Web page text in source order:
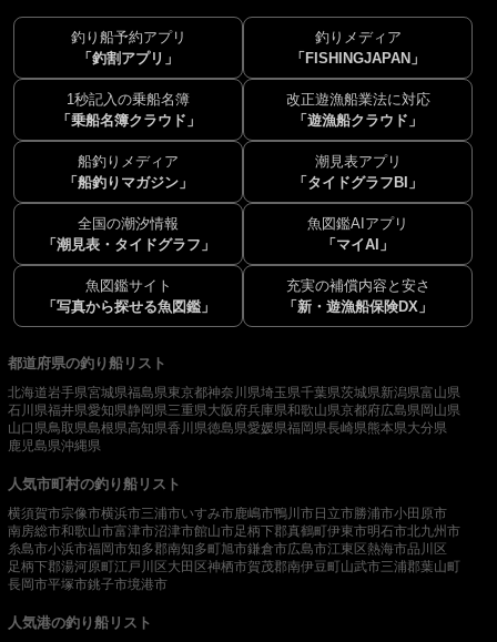
釣り船予約アプリ
「釣割アプリ」
釣りメディア
「FISHINGJAPAN」
1秒記入の乗船名簿
「乗船名簿クラウド」
改正遊漁船業法に対応
「遊漁船クラウド」
船釣りメディア
「船釣りマガジン」
潮見表アプリ
「タイドグラフBI」
全国の潮汐情報
「潮見表・タイドグラフ」
魚図鑑AIアプリ
「マイAI」
魚図鑑サイト
「写真から探せる魚図鑑」
充実の補償内容と安さ
「新・遊漁船保険DX」
都道府県の釣り船リスト
北海道岩手県宮城県福島県東京都神奈川県埼玉県千葉県茨城県新潟県富山県
石川県福井県愛知県静岡県三重県大阪府兵庫県和歌山県京都府広島県岡山県
山口県鳥取県島根県高知県香川県徳島県愛媛県福岡県長崎県熊本県大分県
鹿児島県沖縄県
人気市町村の釣り船リスト
横須賀市宗像市横浜市三浦市いすみ市鹿嶋市鴨川市 日立市勝浦市小田原市
南房総市和歌山市富津市沼津市館山市足柄下郡真鶴町伊東市明石市北九州市
糸島市小浜市福岡市知多郡南知多町旭市鎌倉市広島市江東区熱海市品川区
足柄下郡湯河原町江戸川区 大田区神栖市賀茂郡南伊豆町山武市三浦郡葉山町
長岡市平塚市銚子市境港市
人気港の釣り船リスト